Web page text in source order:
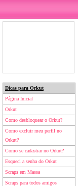
Dicas para Orkut
Página Inicial
Orkut
Como desbloquear o Orkut?
Como excluir meu perfil no
Orkut?
Como se cadastrar no Orkut?
Esqueci a senha do Orkut
Scraps em Massa
Scraps para todos amigos